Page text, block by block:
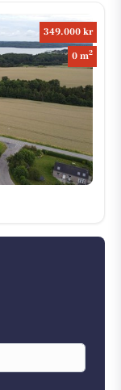
349.000 kr
0 m2